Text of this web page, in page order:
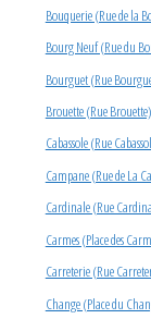
Bouquerie (Rue de la
Bourg Neuf (Rue du
Bourguet (Rue
Brouette (Rue Brouette)
Cabassole (Rue
Campane (Rue de La
Cardinale (Rue
Carmes (Place des
Carreterie (Rue
Change (Place du